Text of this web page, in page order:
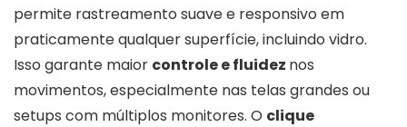
permite rastreamento suave e responsivo em
praticamente qualquer superfície, incluindo vidro.
Isso garante maior controle e fluidez nos
movimentos, especialmente nas telas grandes ou
setups com múltiplos monitores. O clique